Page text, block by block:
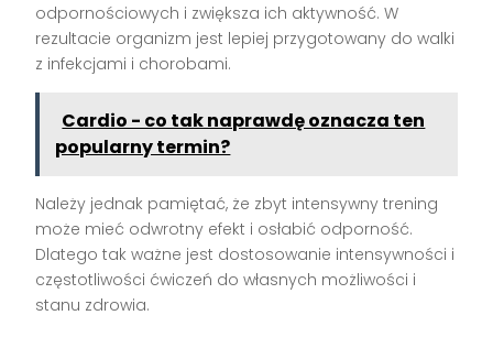
odpornościowych i zwiększa ich aktywność. W
rezultacie organizm jest lepiej przygotowany do walki
z infekcjami i chorobami.
Cardio - co tak naprawdę oznacza ten
popularny termin?
Należy jednak pamiętać, że zbyt intensywny trening
może mieć odwrotny efekt i osłabić odporność.
Dlatego tak ważne jest dostosowanie intensywności i
częstotliwości ćwiczeń do własnych możliwości i
stanu zdrowia.